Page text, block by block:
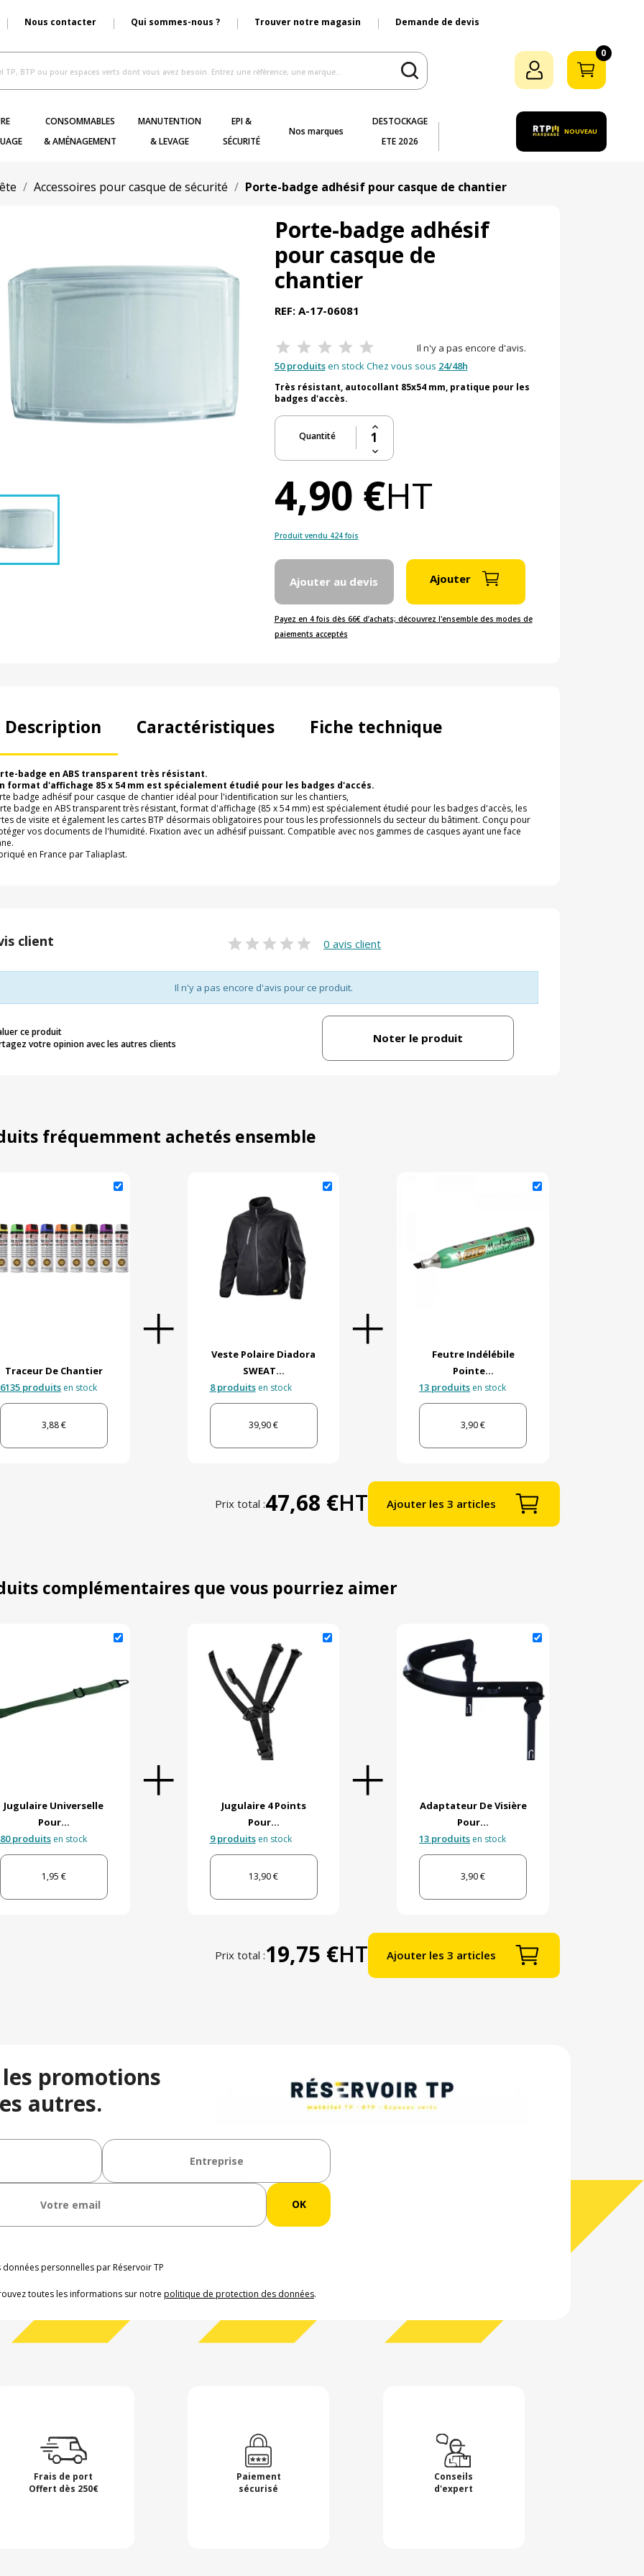
Nous contacter Qui sommes-nous ? Trouver notre magasin Demande de devis
0
CONSOMMABLES
& AMÉNAGEMENT
MANUTENTION
& LEVAGE
EPI &
SÉCURITÉ
Nos marques
DESTOCKAGE
ETE 2026
NOUVEAU
Accessoires pour casque de sécurité Porte-badge adhésif pour casque de chantier
Porte-badge adhésif
pour casque de
chantier
REF: A-17-06081
Il n'y a pas encore d'avis.
50 produitsen stock Chez vous sous 24/48h
Très résistant, autocollant 85x54 mm, pratique pour les
badges d'accès.
Quantité
4,90 €HT
Produit vendu 424 fois
Ajouter au devis Ajouter
Payez en 4 fois dès 66€ d’achats; découvrez l'ensemble des modes de
paiements acceptés
Description Caractéristiques Fiche technique
badge en ABS transparent très résistant.
format d'affichage 85 x 54 mm est spécialement étudié pour les badges d'accés.
badge adhésif pour casque de chantier idéal pour l'identification sur les chantiers,
badge en ABS transparent très résistant, format d'affichage (85 x 54 mm) est spécialement étudié pour les badges d'accès, les
de visite et également les cartes BTP désormais obligatoires pour tous les professionnels du secteur du bâtiment. Conçu pour
vos documents de l'humidité. Fixation avec un adhésif puissant. Compatible avec nos gammes de casques ayant une face
en France par Taliaplast.
client 0 avis client
Il n'y a pas encore d'avis pour ce produit.
ce produit
votre opinion avec les autres clients
Noter le produit
fréquemment achetés ensemble
Traceur De Chantier
6135 produitsen stock
3,88 €
Veste Polaire Diadora
SWEAT...
8 produitsen stock
39,90 €
Feutre Indélébile
Pointe...
13 produits en stock
3,90 €
Prix total :47,68 €HT Ajouter les 3 articles
complémentaires que vous pourriez aimer
Jugulaire Universelle
Pour...
80 produitsen stock
1,95 €
Jugulaire 4 Points
Pour...
9 produitsen stock
13,90 €
Adaptateur De Visière
Pour...
13 produits en stock
3,90 €
Prix total :19,75 €HT Ajouter les 3 articles
promotions
autres.
personnelles par Réservoir TP
toutes les informations sur notre politique de protection des données.
Frais de port
Offert dès 250€
Paiement
sécurisé
Conseils
d'expert